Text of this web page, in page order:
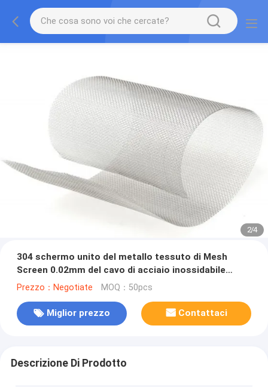
2/4
304 schermo unito del metallo tessuto di Mesh
Screen 0.02mm del cavo di acciaio inossidabile
0.6mm
Prezzo：Negotiate MOQ：50pcs
Miglior prezzo Contattaci
Descrizione Di Prodotto